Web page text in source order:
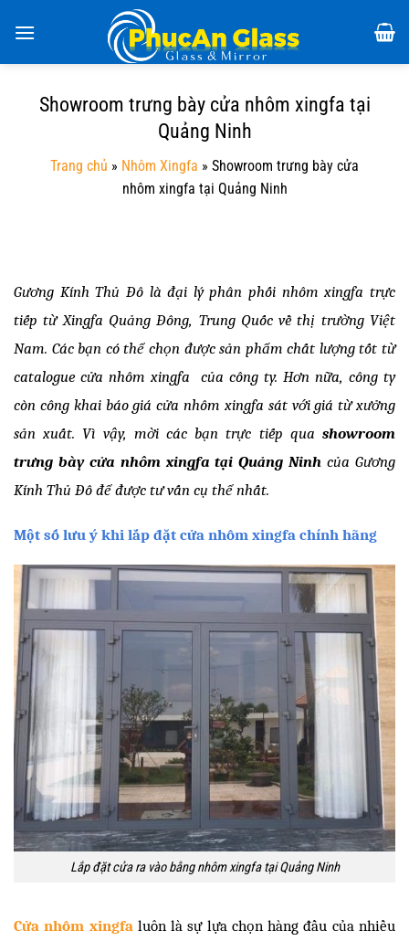
đến
Showroom trưng bày cửa nhôm xingfa tại
Quảng Ninh
Trang chủ » Nhôm Xingfa » Showroom trưng bày cửa
nhôm xingfa tại Quảng Ninh
Gương Kính Thủ Đô là đại lý phân phối nhôm xingfa trực
tiếp từ Xingfa Quảng Đông, Trung Quốc về thị trường Việt
Nam. Các bạn có thể chọn được sản phẩm chất lượng tốt từ
catalogue cửa nhôm xingfa  của công ty. Hơn nữa, công ty
còn công khai báo giá cửa nhôm xingfa sát với giá từ xưởng
sản xuất. Vì vậy, mời các bạn trực tiếp qua showroom
trưng bày cửa nhôm xingfa tại Quảng Ninh của Gương
Kính Thủ Đô để được tư vấn cụ thể nhất.
Một số lưu ý khi lắp đặt cửa nhôm xingfa chính hãng
Lắp đặt cửa ra vào bằng nhôm xingfa tại Quảng Ninh
Cửa nhôm xingfa luôn là sự lựa chọn hàng đầu của nhiều